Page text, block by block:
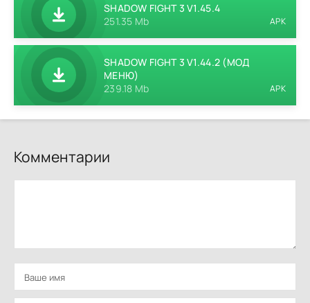
SHADOW FIGHT 3 V1.45.4
251.35 Mb
APK
SHADOW FIGHT 3 V1.44.2 (МОД
МЕНЮ)
239.18 Mb
APK
Комментарии